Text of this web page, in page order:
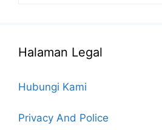
Halaman Legal
Hubungi Kami
Privacy And Police